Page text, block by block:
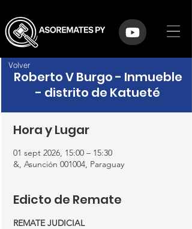
Roberto V Burgo - Inmueble
- distrito de Katueté
Hora y Lugar
01 sept 2026, 15:00 – 15:30
&, Asunción 001004, Paraguay
Edicto de Remate
REMATE JUDICIAL
Volver